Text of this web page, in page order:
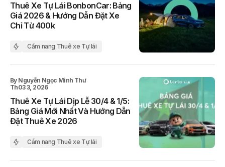
Thuê Xe Tự Lái BonbonCar: Bảng
Giá 2026 & Hướng Dẫn Đặt Xe
Chỉ Từ 400k
Cẩm nang Thuê xe Tự lái
By Nguyễn Ngọc Minh Thư
Th03 3, 2026
Thuê Xe Tự Lái Dịp Lễ 30/4 & 1/5:
Bảng Giá Mới Nhất Và Hướng Dẫn
Đặt Thuê Xe 2026
Cẩm nang Thuê xe Tự lái